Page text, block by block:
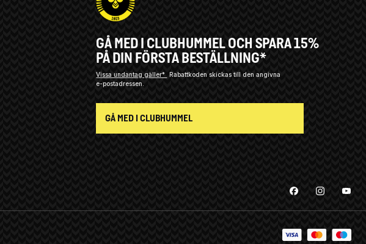
GÅ MED I CLUBHUMMEL OCH SPARA 15%
PÅ DIN FÖRSTA BESTÄLLNING*
Vissa undantag gäller* Rabattkoden skickas till den angivna
e-postadressen.
GÅ MED I CLUBHUMMEL